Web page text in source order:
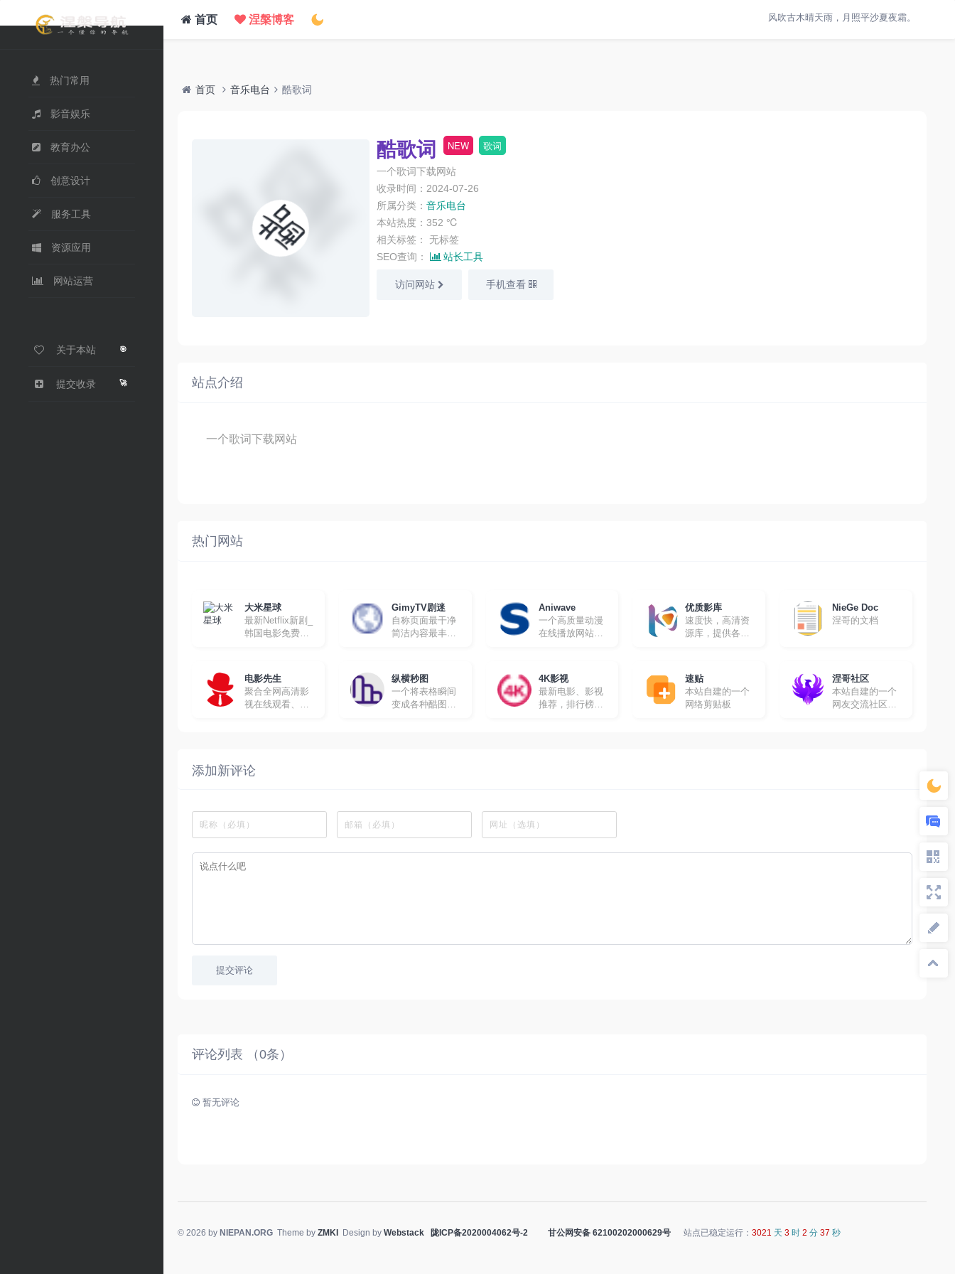
热门常用
影音娱乐
教育办公
创意设计
服务工具
资源应用
网站运营
关于本站 🎯
提交收录 🚀
首页 涅槃博客 风吹古木晴天雨，月照平沙夏夜霜。
首页 音乐电台 酷歌词
酷歌词 NEW 歌词
一个歌词下载网站
收录时间：2024-07-26
所属分类： 音乐电台
本站热度：352 ℃
相关标签： 无标签
SEO查询：
站长工具
访问网站 手机查看
站点介绍
一个歌词下载网站
热门网站
大米星球
最新Netflix新剧_
韩国电影免费在
GimyTV剧迷
自称页面最干净
简洁内容最丰富
Aniwave
一个高质量动漫
在线播放网站，
想要学习英文的
朋友。
优质影库
速度快，高清资
源库，提供各种
NieGe Doc
涅哥的文档
电影先生
聚合全网高清影
视在线观看、下
纵横秒图
一个将表格瞬间
变成各种酷图的
4K影视
最新电影、影视
推荐，排行榜、
速贴
本站自建的一个
网络剪贴板
涅哥社区
本站自建的一个
网友交流社区，
添加新评论
提交评论
评论列表 （0条）
暂无评论
© 2026 by NIEPAN.ORG Theme by ZMKI Design by Webstack 陇ICP备2020004062号-2 甘公网安备 62100202000629号 站点已稳定运行： 3021 天 3 时 2 分 37 秒